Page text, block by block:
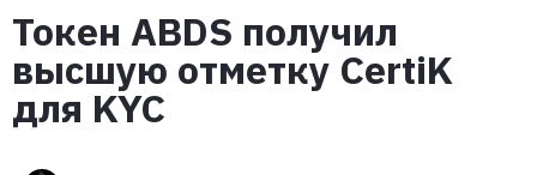
Токен ABDS получил
высшую отметку CertiK
для KYC